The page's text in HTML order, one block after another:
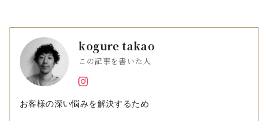
kogure takao
この記事を書いた人
お客様の深い悩みを解決するため